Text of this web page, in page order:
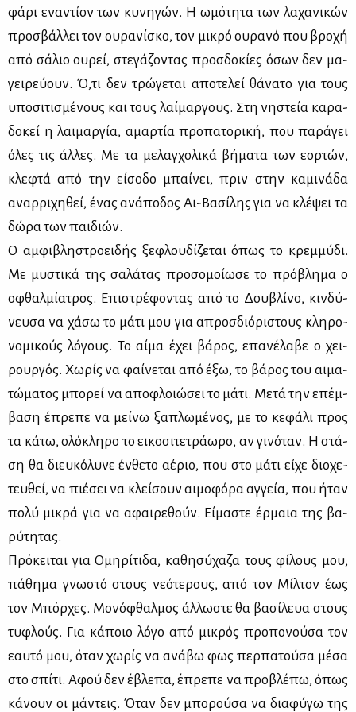
φά­ρι ενα­ντί­ον των κυ­νη­γών. Η ωμό­τη­τα των λα­χα­νι­κών
προ­σβάλ­λει τον ου­ρα­νί­σκο, τον μι­κρό ου­ρα­νό που βρο­χή
από σά­λιο ου­ρεί, στε­γά­ζο­ντας προσ­δο­κί­ες όσων δεν μα­
γει­ρεύ­ουν. Ό,τι δεν τρώ­γε­ται απο­τε­λεί θά­να­το για τους
υπο­σι­τι­σμέ­νους και τους λαί­μαρ­γους. Στη νη­στεία κα­ρα­
δο­κεί η λαι­μαρ­γία, αμαρ­τία προ­πα­το­ρι­κή, που πα­ρά­γει
όλες τις άλ­λες. Με τα με­λαγ­χο­λι­κά βή­μα­τα των εορ­τών,
κλε­φτά από την εί­σο­δο μπαί­νει, πριν στην κα­μι­νά­δα
αναρ­ρι­χη­θεί, ένας ανά­πο­δος Αι-Βα­σί­λης για να κλέ­ψει τα
δώ­ρα των παι­διών.
Ο αμ­φι­βλη­στροει­δής ξε­φλου­δί­ζε­ται όπως το κρεμ­μύ­δι.
Με μυ­στι­κά της σα­λά­τας προ­σο­μοί­ω­σε το πρό­βλη­μα ο
οφθαλ­μί­α­τρος. Επι­στρέ­φο­ντας από το Δου­βλί­νο, κιν­δύ­
νευ­σα να χά­σω το μά­τι μου για απροσ­διό­ρι­στους κλη­ρο­
νο­μι­κούς λό­γους. Το αί­μα έχει βά­ρος, επα­νέ­λα­βε ο χει­
ρουρ­γός. Χω­ρίς να φαί­νε­ται από έξω, το βά­ρος του αι­μα­
τώ­μα­τος μπο­ρεί να απο­φλοιώ­σει το μά­τι. Με­τά την επέμ­
βα­ση έπρε­πε να μεί­νω ξα­πλω­μέ­νος, με το κε­φά­λι προς
τα κά­τω, ολό­κλη­ρο το ει­κο­σι­τε­τρά­ω­ρο, αν γι­νό­ταν. Η στά­
ση θα διευ­κό­λυ­νε έν­θε­το αέ­ριο, που στο μά­τι εί­χε διο­χε­
τευ­θεί, να πιέ­σει να κλεί­σουν αι­μο­φό­ρα αγ­γεία, που ήταν
πο­λύ μι­κρά για να αφαι­ρε­θούν. Εί­μα­στε έρ­μαια της βα­
ρύ­τη­τας.
Πρό­κει­ται για Ομη­ρί­τι­δα, κα­θη­σύ­χα­ζα τους φί­λους μου,
πά­θη­μα γνω­στό στους νε­ό­τε­ρους, από τον Μίλ­τον έως
τον Μπόρ­χες. Μο­νό­φθαλ­μος άλ­λω­στε θα βα­σί­λευα στους
τυ­φλούς. Για κά­ποιο λό­γο από μι­κρός προ­πο­νού­σα τον
εαυ­τό μου, όταν χω­ρίς να ανά­βω φως περ­πα­τού­σα μέ­σα
στο σπί­τι. Αφού δεν έβλε­πα, έπρε­πε να προ­βλέ­πω, όπως
κά­νουν οι μά­ντεις. Όταν δεν μπο­ρού­σα να δια­φύ­γω της